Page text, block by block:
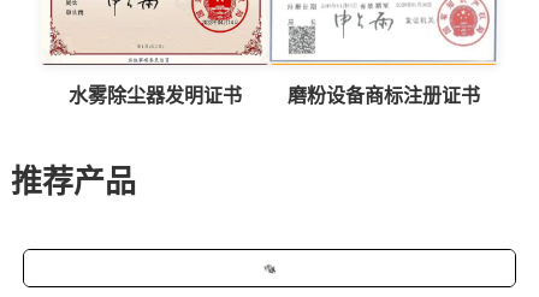
水雾除尘器发明证书 磨粉设备商标注册证书
推荐产品